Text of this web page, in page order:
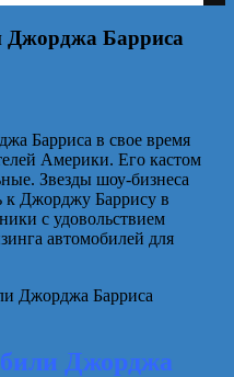
Джорджа Барриса
Барриса в свое время
Америки. Его кастом
Звезды шоу-бизнеса
к Джорджу Баррису в
с удовольствием
автомобилей для
Джорджа